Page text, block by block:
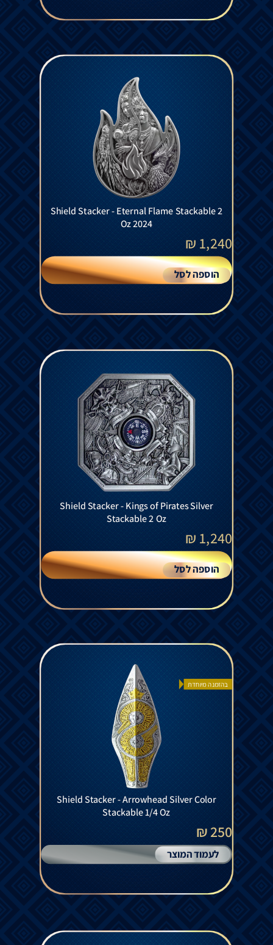
Shield Stacker - Eternal Flame Stackable 2
Oz 2024
1,240
₪
הוספה לסל
Shield Stacker - Kings of Pirates Silver
Stackable 2 Oz
1,240
₪
הוספה לסל
בהזמנה מיוחדת
Shield Stacker - Arrowhead Silver Color
Stackable 1/4 Oz
250 ₪
לעמוד המוצר